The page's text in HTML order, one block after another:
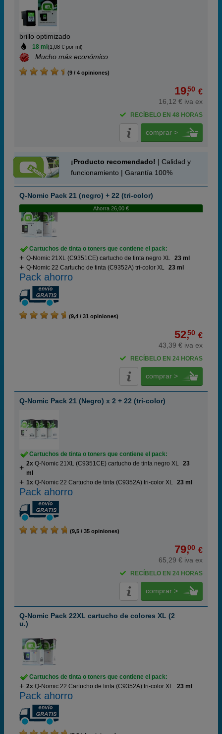
brillo optimizado
18 ml (1,08 € por ml)
Mucho más económico
(9 / 4 opiniones)
19,50 €
16,12 € iva ex
RECÍBELO EN 48 HORAS
comprar >
¡Producto recomendado! | Calidad y
funcionamiento | Garantía 100%
Q-Nomic Pack 21 (negro) + 22 (tri-color)
Ahorra 26,00 €
Cartuchos de tinta o toners que contiene el pack:
Q-Nomic 21XL (C9351CE) cartucho de tinta negro XL 23 ml
Q-Nomic 22 Cartucho de tinta (C9352A) tri-color XL 23 ml
Pack ahorro
(9,4 / 31 opiniones)
52,50 €
43,39 € iva ex
RECÍBELO EN 24 HORAS
comprar >
Q-Nomic Pack 21 (Negro) x 2 + 22 (tri-color)
Cartuchos de tinta o toners que contiene el pack:
2x Q-Nomic 21XL (C9351CE) cartucho de tinta negro XL 23
ml
1x Q-Nomic 22 Cartucho de tinta (C9352A) tri-color XL 23 ml
Pack ahorro
(9,5 / 35 opiniones)
79,00 €
65,29 € iva ex
RECÍBELO EN 24 HORAS
comprar >
Q-Nomic Pack 22XL cartucho de colores XL (2
u.)
Cartuchos de tinta o toners que contiene el pack:
2x Q-Nomic 22 Cartucho de tinta (C9352A) tri-color XL 23 ml
Pack ahorro